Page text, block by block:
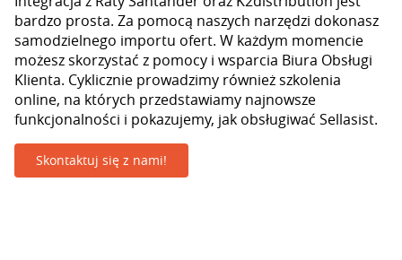
bardzo prosta. Za pomocą naszych narzędzi dokonasz
samodzielnego importu ofert. W każdym momencie
możesz skorzystać z pomocy i wsparcia Biura Obsługi
Klienta. Cyklicznie prowadzimy również szkolenia
online, na których przedstawiamy najnowsze
funkcjonalności i pokazujemy, jak obsługiwać Sellasist.
Skontaktuj się z nami!